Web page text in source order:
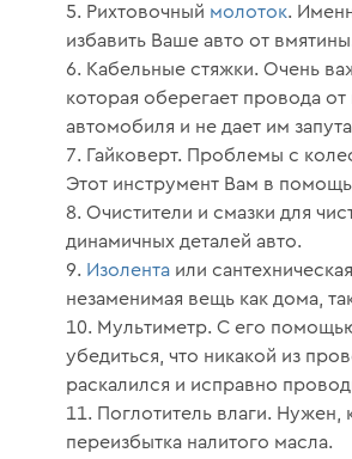
Рихтовочный молоток.
избавить Ваше авто от
Кабельные стяжки. Очень
которая оберегает провода от
автомобиля и не дает им
Гайковерт. Проблемы с
Этот инструмент Вам в
Очистители и смазки для
динамичных деталей авто.
Изолента или
незаменимая вещь как дома,
Мультиметр. С его
убедиться, что никакой из
раскалился и исправно
Поглотитель влаги. Нужен,
переизбытка налитого масла.